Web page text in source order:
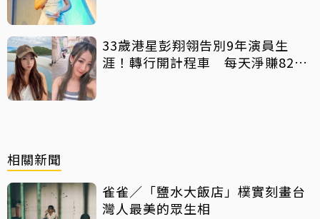
33歲港星彭翔翎告別9年演員生
涯！轉行開計程車 每天淨賺8200
相關新聞
雀雀／「鹽水大飯店」樸實刻畫台
灣人最美的眾生相